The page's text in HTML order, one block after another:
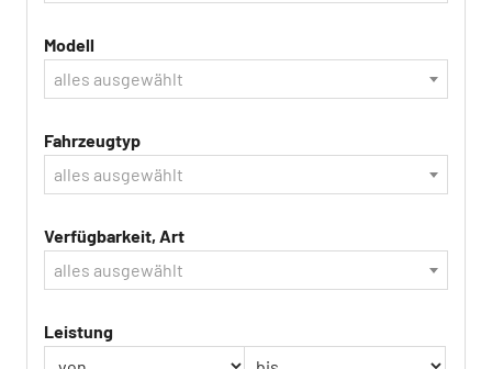
Modell
alles ausgewählt
Fahrzeugtyp
alles ausgewählt
Verfügbarkeit, Art
alles ausgewählt
Leistung